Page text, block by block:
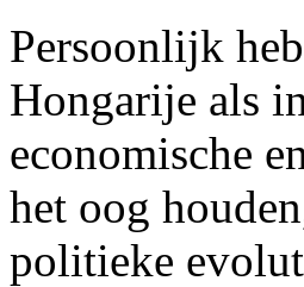
Persoonlijk
Hongarije als
economische
het oog
politieke